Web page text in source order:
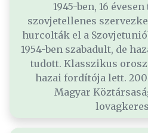
1945-ben, 16
szovjetellenes
hurcolták el a
1954-ben szabadult, de
tudott. Klasszikus
hazai fordítója lett.
Magyar